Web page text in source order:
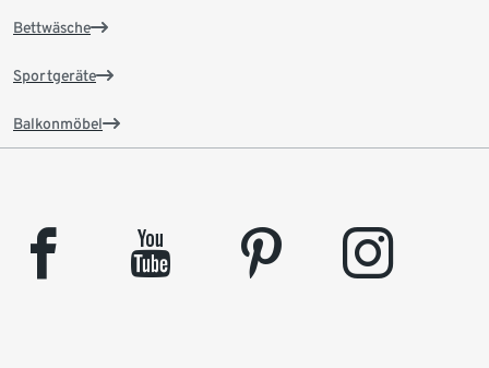
Bettwäsche
Sportgeräte
Balkonmöbel
facebook youtube pinterest instagram